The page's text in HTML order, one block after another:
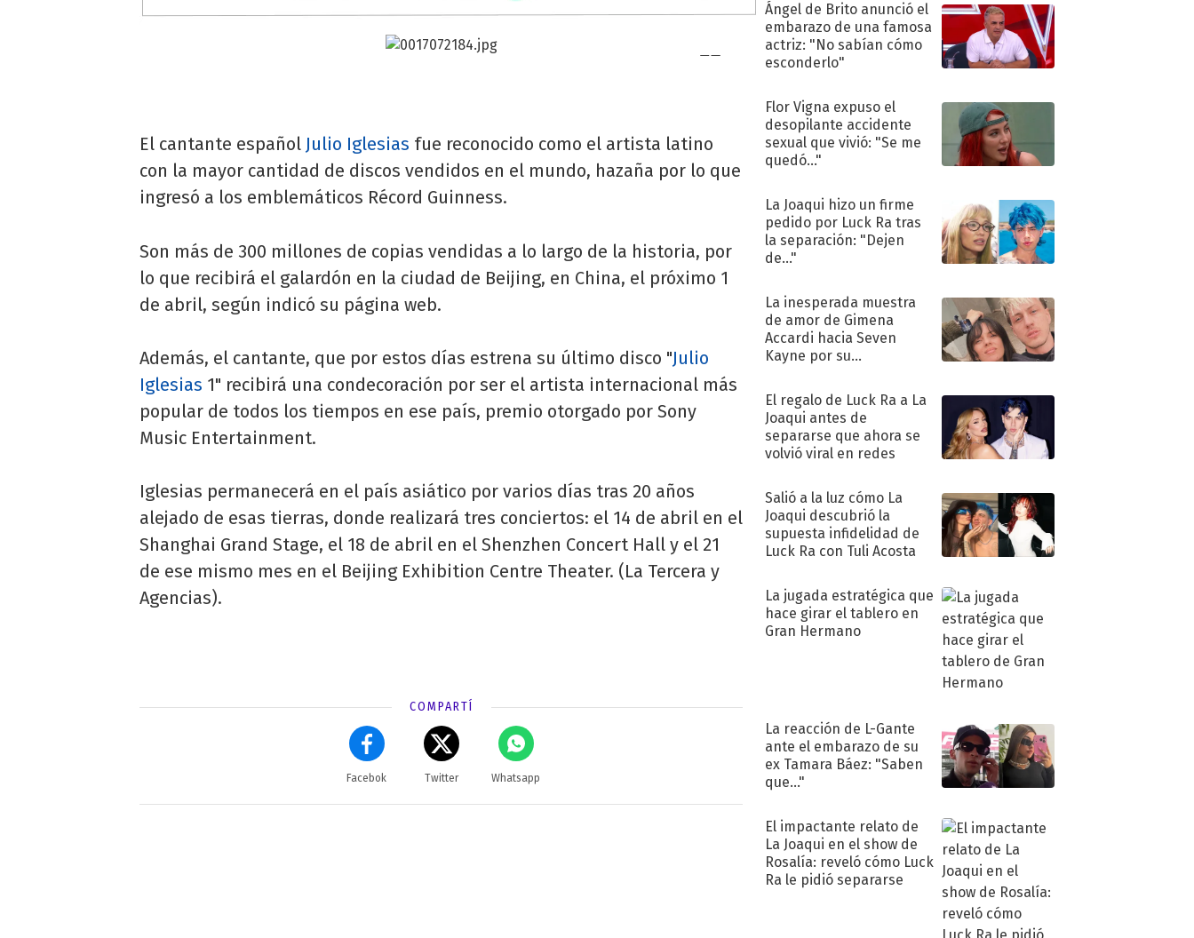
El cantante español Julio Iglesias fue reconocido como el artista latino
con la mayor cantidad de discos vendidos en el mundo, hazaña por lo que
ingresó a los emblemáticos Récord Guinness.
Son más de 300 millones de copias vendidas a lo largo de la historia, por
lo que recibirá el galardón en la ciudad de Beijing, en China, el próximo 1
de abril, según indicó su página web.
Además, el cantante, que por estos días estrena su último disco "Julio
Iglesias 1" recibirá una condecoración por ser el artista internacional más
popular de todos los tiempos en ese país, premio otorgado por Sony
Music Entertainment.
Iglesias permanecerá en el país asiático por varios días tras 20 años
alejado de esas tierras, donde realizará tres conciertos: el 14 de abril en el
Shanghai Grand Stage, el 18 de abril en el Shenzhen Concert Hall y el 21
de ese mismo mes en el Beijing Exhibition Centre Theater. (La Tercera y
Agencias).
COMPARTÍ
Facebok Twitter Whatsapp
Ángel de Brito anunció el
embarazo de una famosa
actriz: "No sabían cómo
esconderlo"
Flor Vigna expuso el
desopilante accidente
sexual que vivió: "Se me
quedó..."
La Joaqui hizo un firme
pedido por Luck Ra tras
la separación: "Dejen
de..."
La inesperada muestra
de amor de Gimena
Accardi hacia Seven
Kayne por su
El regalo de Luck Ra a La
Joaqui antes de
separarse que ahora se
volvió viral en redes
Salió a la luz cómo La
Joaqui descubrió la
supuesta infidelidad de
Luck Ra con Tuli Acosta
La jugada estratégica que
hace girar el tablero en
Gran Hermano
La reacción de L-Gante
ante el embarazo de su
ex Tamara Báez: "Saben
que..."
El impactante relato de
La Joaqui en el show de
Rosalía: reveló cómo Luck
Ra le pidió separarse